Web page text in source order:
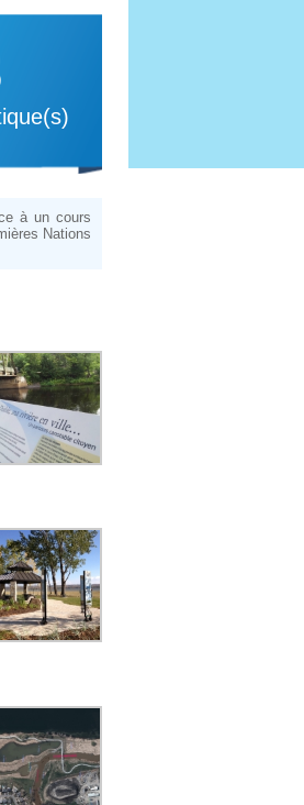
à un cours
Nations